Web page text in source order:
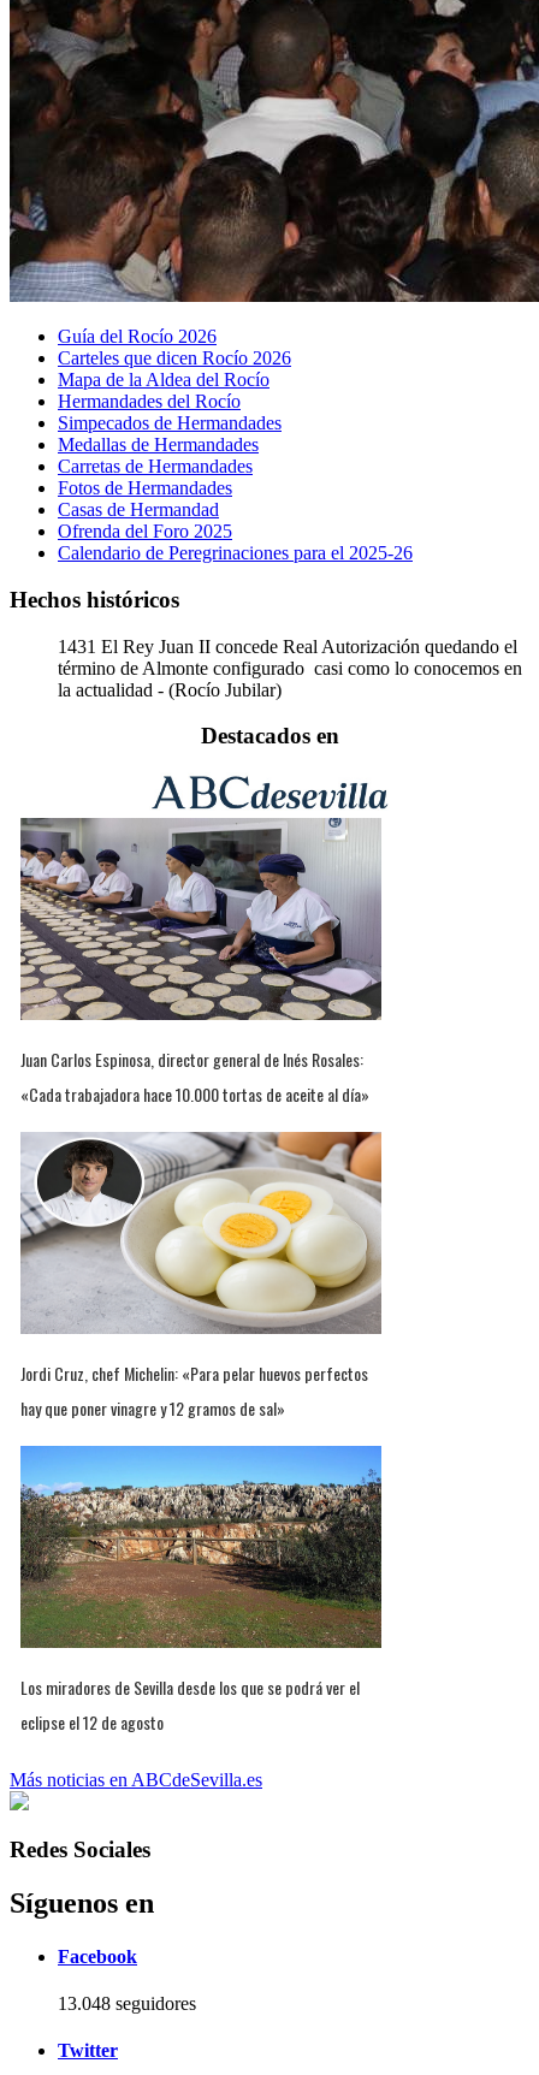
Guía del Rocío 2026
Carteles que dicen Rocío 2026
Mapa de la Aldea del Rocío
Hermandades del Rocío
Simpecados de Hermandades
Medallas de Hermandades
Carretas de Hermandades
Fotos de Hermandades
Casas de Hermandad
Ofrenda del Foro 2025
Calendario de Peregrinaciones para el 2025-26
Hechos históricos
1431 El Rey Juan II concede Real Autorización quedando el
término de Almonte configurado casi como lo conocemos en
la actualidad - (Rocío Jubilar)
Destacados en
Juan Carlos Espinosa, director general de Inés Rosales:
«Cada trabajadora hace 10.000 tortas de aceite al día»
Jordi Cruz, chef Michelin: «Para pelar huevos perfectos
hay que poner vinagre y 12 gramos de sal»
Los miradores de Sevilla desde los que se podrá ver el
eclipse el 12 de agosto
Más noticias en ABCdeSevilla.es
Redes Sociales
Síguenos en
Facebook
13.048 seguidores
Twitter